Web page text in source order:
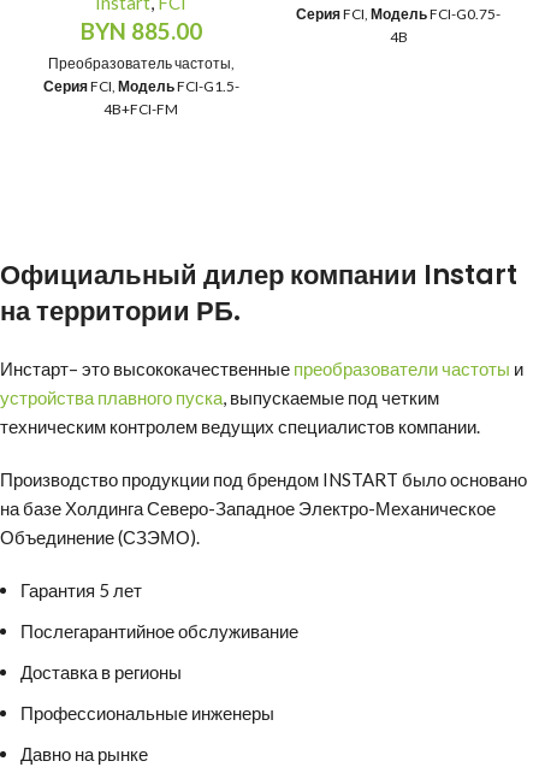
BYN 885.00
Преобразователь частоты,
СерияFCI, МодельFCI-G1.5-
4B+FCI-FM
СерияFCI, МодельFCI-G0.75-
4B
Официальный дилер компании Instart
на территории РБ.
Инстарт– это высококачественные преобразователи частоты и
устройства плавного пуска, выпускаемые под четким
техническим контролем ведущих специалистов компании.
Производство продукции под брендом INSTART было основано
на базе Холдинга Северо-Западное Электро-Механическое
Объединение (СЗЭМО).
Гарантия 5 лет
Послегарантийное обслуживание
Доставка в регионы
Профессиональные инженеры
Давно на рынке